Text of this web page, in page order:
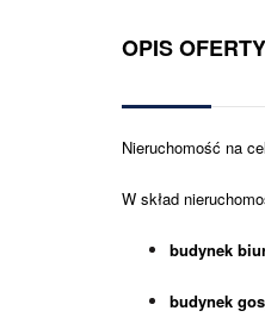
OPIS OFERTY
Nieruchomość na
W skład
budynek
budynek